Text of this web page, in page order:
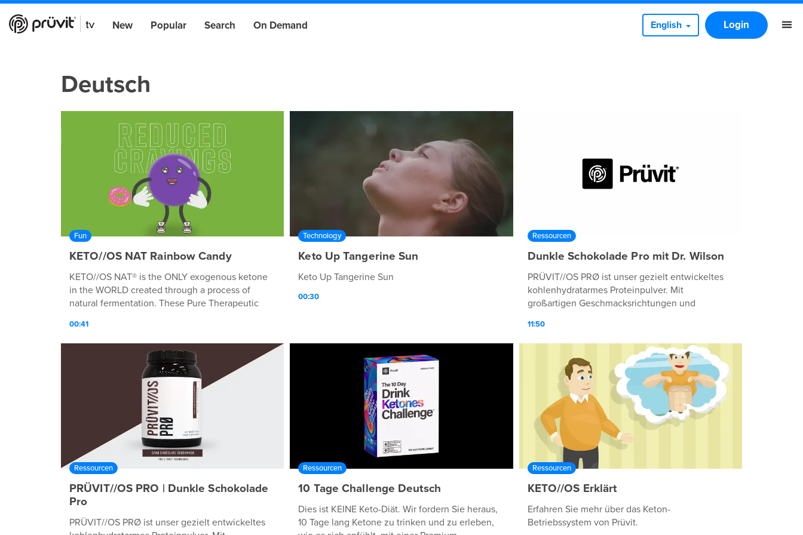
New Popular Search On Demand English Login
Deutsch
Fun
KETO//OS NAT Rainbow Candy
KETO//OS NAT® is the ONLY exogenous ketone
in the WORLD created through a process of
natural fermentation. These Pure Therapeutic
ketones our bodies produce. WHEN TO USE
Drink when you first wake in the morning to
jump-start your day with energy and focus, 20-30
min before a meal for added satiation and
glucose control, or pre-workout for an EPIK
00:41
Technology
Keto Up Tangerine Sun
Keto Up Tangerine Sun
00:30
Ressourcen
Dunkle Schokolade Pro mit Dr. Wilson
PRÜVIT//OS PRØ ist unser gezielt entwickeltes
kohlenhydratarmes Proteinpulver. Mit
großartigen Geschmacksrichtungen und
von BESSER sicher ein fester Teil deiner
täglichen Routine werden!
11:50
Ressourcen
PRÜVIT//OS PRO | Dunkle Schokolade
Pro
PRÜVIT//OS PRØ ist unser gezielt entwickeltes
Ressourcen
10 Tage Challenge Deutsch
Dies ist KEINE Keto-Diät. Wir fordern Sie heraus,
10 Tage lang Ketone zu trinken und zu erleben,
Ressourcen
KETO//OS Erklärt
Erfahren Sie mehr über das Keton-
Betriebssystem von Prüvit.